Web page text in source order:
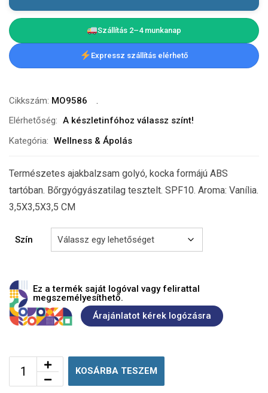
Szállítás 2–4 munkanap
Expressz szállítás elérhető
Cikkszám: MO9586
Elérhetőség: A készletinfóhoz válassz színt!
Kategória: Wellness & Ápolás
Természetes ajakbalzsam golyó, kocka formájú ABS
tartóban. Bőrgyógyászatilag tesztelt. SPF10. Aroma: Vanília.
3,5X3,5X3,5 CM
Szín
Ez a termék saját logóval vagy felirattal
megszemélyesíthető.
Árajánlatot kérek logózásra
KOSÁRBA TESZEM